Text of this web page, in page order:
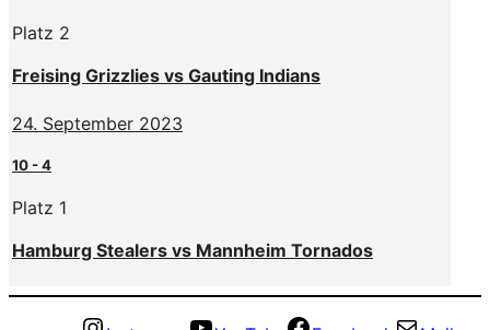
Platz 2
Freising Grizzlies vs Gauting Indians
24. September 2023
10 -4
Platz 1
Hamburg Stealers vs Mannheim Tornados